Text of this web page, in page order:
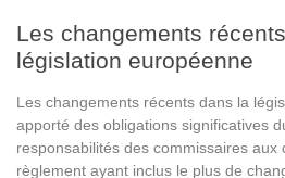
Les changements
législation européenne
Les changements récents dans la
apporté des obligations significatives
responsabilités des commissaires aux
règlement ayant inclus le plus de